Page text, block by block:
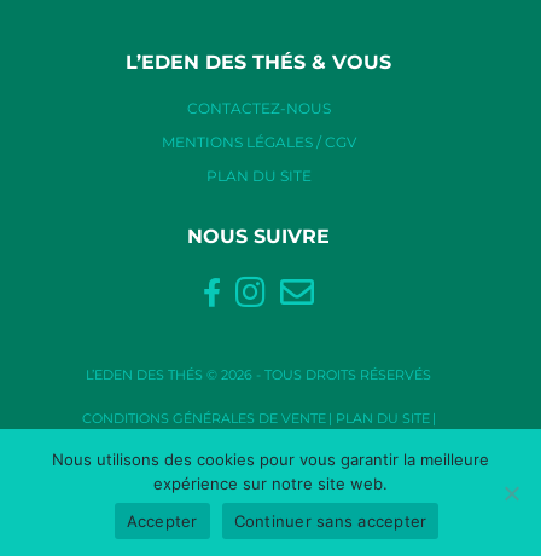
L’EDEN DES THÉS & VOUS
CONTACTEZ-NOUS
MENTIONS LÉGALES / CGV
PLAN DU SITE
NOUS SUIVRE
L’EDEN DES THÉS © 2026 - TOUS DROITS RÉSERVÉS
CONDITIONS GÉNÉRALES DE VENTE
PLAN DU SITE
POLITIQUE DE CONFIDENTIALITÉ
Paiement sécurisé par OVRI.COM (1.7.2)
Nous utilisons des cookies pour vous garantir la meilleure
expérience sur notre site web.
Accepter
Continuer sans accepter